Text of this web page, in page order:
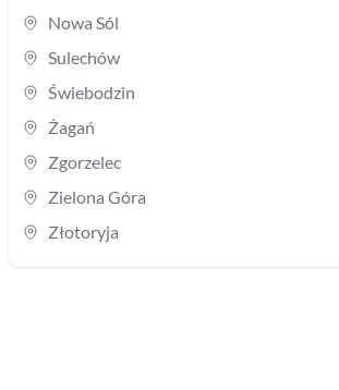
Nowa Sól
Sulechów
Świebodzin
Żagań
Zgorzelec
Zielona Góra
Złotoryja